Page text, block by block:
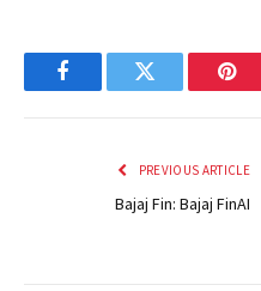
FacebookTwitter
PREVIOUS ARTICLE
Bajaj Fin: Bajaj FinAI